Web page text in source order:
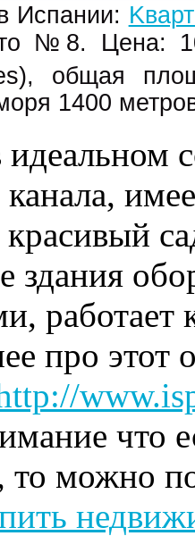
Испании:
№8. Цена:
общая
1400
канала,
здания
работает
про этот
что
то можно